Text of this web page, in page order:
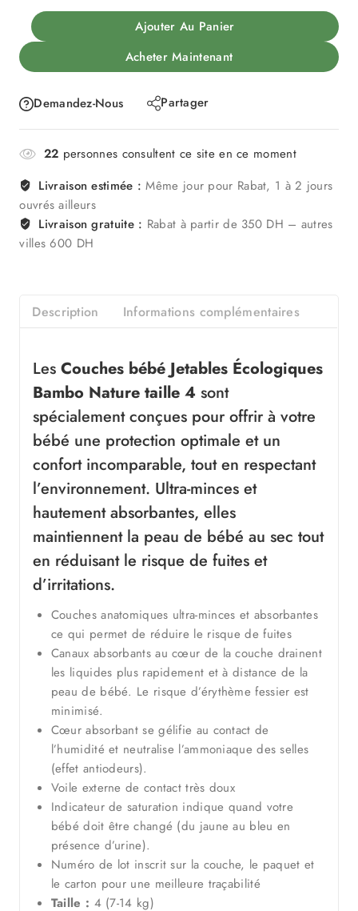
Vente rapide ! Plus de 12 personnes ont dans leur
Ajouter Au Panier
Acheter Maintenant
Demandez-Nous Partager
22 personnes consultent ce site en ce moment
Livraison estimée : Même jour pour Rabat, 1 à 2 jours
ouvrés ailleurs
Livraison gratuite : Rabat à partir de 350 DH – autres
villes 600 DH
Description Informations complémentaires
LesCouches bébé Jetables Écologiques
Bambo Nature taille 4 sont
spécialement conçues pour offrir à votre
bébé une protection optimale et un
confort incomparable, tout en respectant
l’environnement. Ultra-minces et
hautement absorbantes, elles
maintiennent la peau de bébé au sec tout
en réduisant le risque de fuites et
d’irritations.
Couches anatomiques ultra-minces et absorbantes
ce qui permet de réduire le risque de fuites
Canaux absorbants au cœur de la couche drainent
les liquides plus rapidement et à distance de la
peau de bébé. Le risque d’érythème fessier est
minimisé.
Cœur absorbant se gélifie au contact de
l’humidité et neutralise l’ammoniaque des selles
(effet antiodeurs).
Voile externe de contact très doux
Indicateur de saturation indique quand votre
bébé doit être changé (du jaune au bleu en
présence d’urine).
Numéro de lot inscrit sur la couche, le paquet et
le carton pour une meilleure traçabilité
Taille : 4 (7-14 kg)